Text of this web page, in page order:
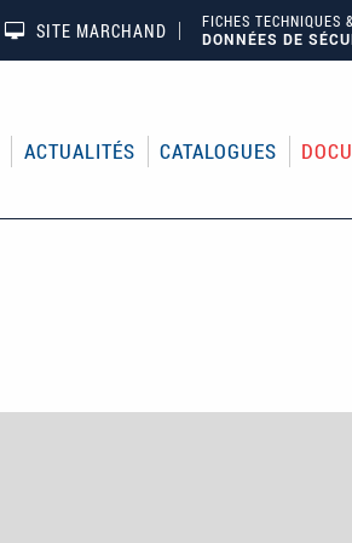
SITE MARCHAND
FICHES TECHNIQUES
DONNÉES DE
ACTUALITÉS CATALOGUES